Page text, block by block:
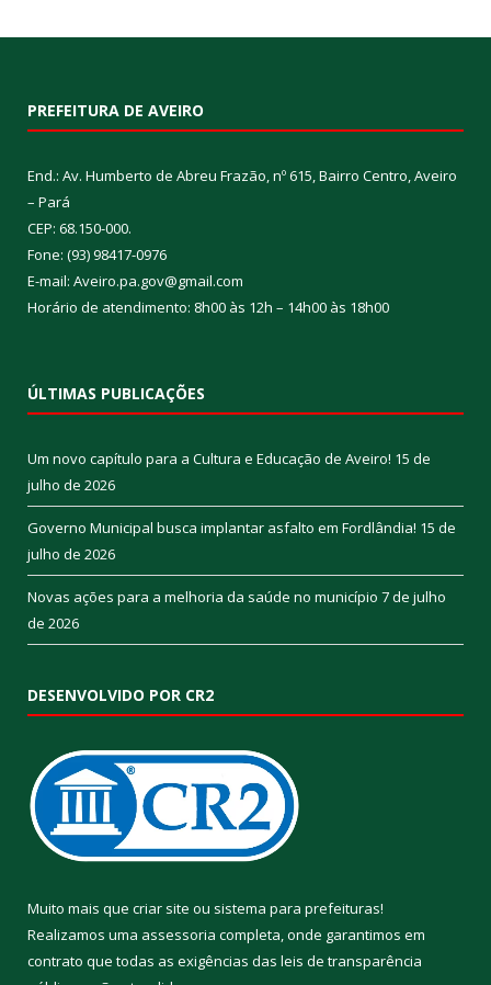
PREFEITURA DE AVEIRO
End.: Av. Humberto de Abreu Frazão, nº 615, Bairro Centro, Aveiro
– Pará
CEP: 68.150-000.
Fone: (93) 98417-0976
E-mail: Aveiro.pa.gov@gmail.com
Horário de atendimento: 8h00 às 12h – 14h00 às 18h00
ÚLTIMAS PUBLICAÇÕES
Um novo capítulo para a Cultura e Educação de Aveiro! 15 de
julho de 2026
Governo Municipal busca implantar asfalto em Fordlândia! 15 de
julho de 2026
Novas ações para a melhoria da saúde no município 7 de julho
de 2026
DESENVOLVIDO POR CR2
Muito mais que criar site ou sistema para prefeituras!
Realizamos uma assessoria completa, onde garantimos em
contrato que todas as exigências das leis de transparência